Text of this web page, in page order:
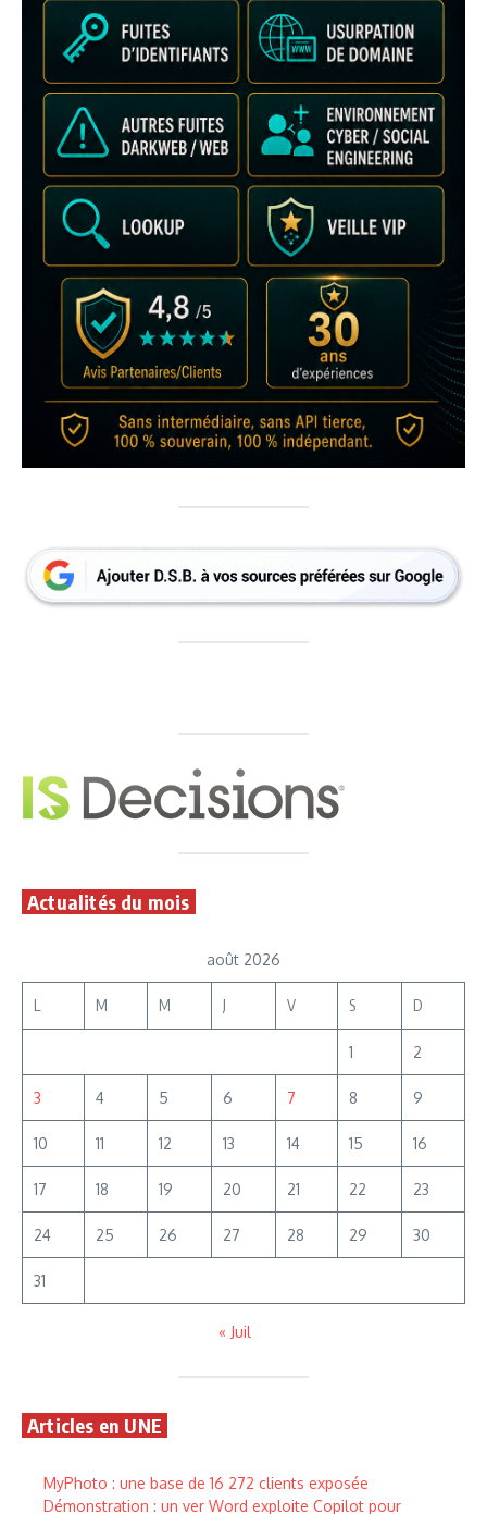
Actualités du mois
août 2026
L M M J V S D
1 2
3 4 5 6 7 8 9
10 11 12 13 14 15 16
17 18 19 20 21 22 23
24 25 26 27 28 29 30
31
« Juil
Articles en UNE
MyPhoto : une base de 16 272 clients exposée
Démonstration : un ver Word exploite Copilot pour